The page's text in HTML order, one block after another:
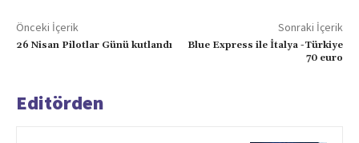
Önceki İçerik
26 Nisan Pilotlar Günü kutlandı
Sonraki İçerik
Blue Express ile İtalya -Türkiye
70 euro
Editörden